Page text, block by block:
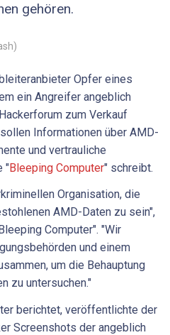
gehören.
Opfer eines
ein Angreifer angeblich
zum Verkauf
Informationen über AMD-
und vertrauliche
"Bleeping Computer" schreibt.
Organisation, die
AMD-Daten zu sein",
Computer". "Wir
und einem
um die Behauptung
zu untersuchen."
berichtet, veröffentlichte der
Screenshots der angeblich